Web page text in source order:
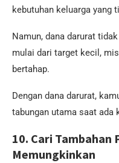
kebutuhan keluarga yang
Namun, dana darurat
mulai dari target kecil,
bertahap.
Dengan dana darurat,
tabungan utama saat ada
10. Cari Tambahan
Memungkinkan